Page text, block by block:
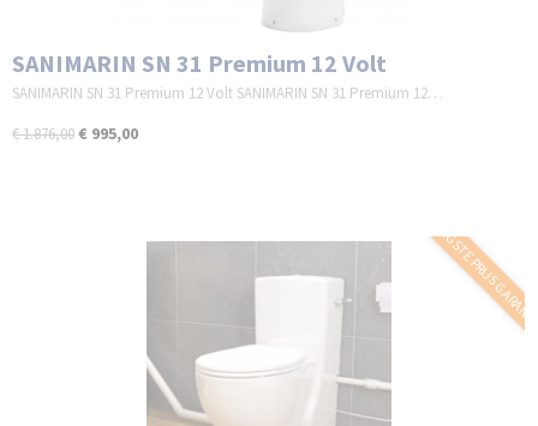
SANIMARIN SN 31 Premium 12 Volt
SANIMARIN SN 31 Premium 12 Volt SANIMARIN SN 31 Premium 12…
€ 1.876,00€ 995,00
LAAGSTE PRIJS